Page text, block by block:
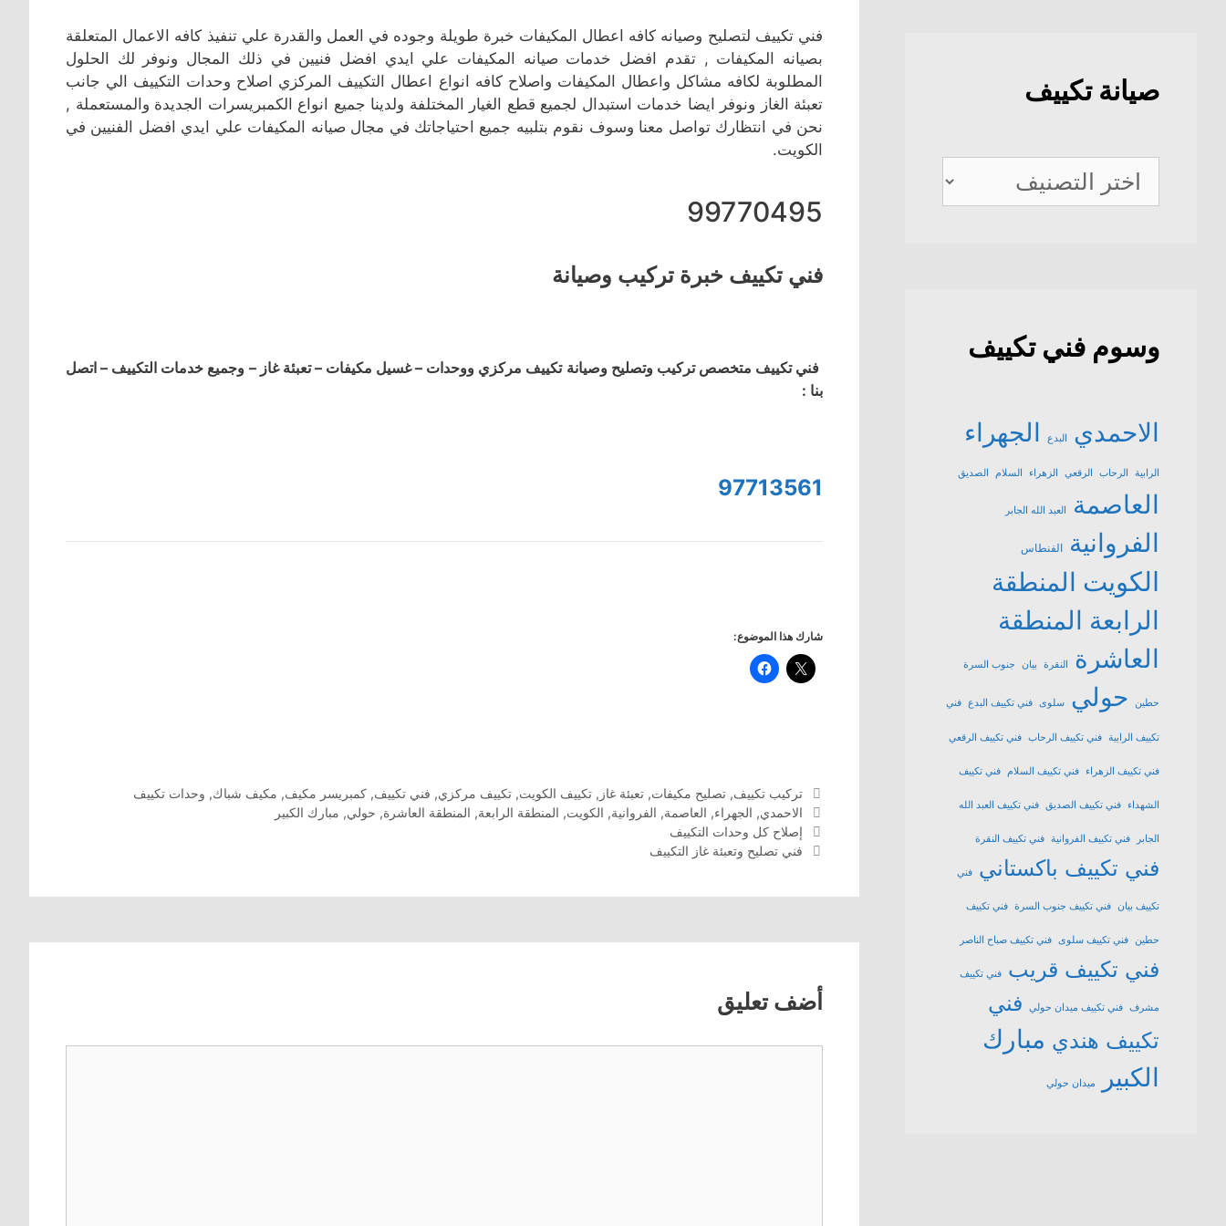
فني تكييف لتصليح وصيانه كافه اعطال المكيفات خبرة طويلة وجوده في العمل والقدرة علي تنفيذ كافه الاعمال المتعلقة
بصيانه المكيفات , تقدم افضل خدمات صيانه المكيفات علي ايدي افضل فنيين في ذلك المجال ونوفر لك الحلول
المطلوبة لكافه مشاكل واعطال المكيفات واصلاح كافه انواع اعطال التكييف المركزي اصلاح وحدات التكييف الي جانب
تعبئة الغاز ونوفر ايضا خدمات استبدال لجميع قطع الغيار المختلفة ولدينا جميع انواع الكمبريسرات الجديدة والمستعملة ,
نحن في انتظارك تواصل معنا وسوف نقوم بتلبيه جميع احتياجاتك في مجال صيانه المكيفات علي ايدي افضل الفنيين في
الكويت.
99770495
فني تكييف خبرة تركيب وصيانة
فني تكييف متخصص تركيب وتصليح وصيانة تكييف مركزي ووحدات – غسيل مكيفات – تعبئة غاز – وجميع خدمات التكييف – اتصل
بنا :
97713561
شارك هذا الموضوع:
التصنيفات
تركيب تكييف, تصليح مكيفات, تعبئة غاز , تكييف الكويت, تكييف مركزي, فني تكييف, كمبريسر مكيف, مكيف شباك, وحدات تكييف
الوسوم
الاحمدي, الجهراء, العاصمة, الفروانية, الكويت, المنطقة الرابعة, المنطقة العاشرة, حولي, مبارك الكبير
إصلاح كل وحدات التكييف
فني تصليح وتعبئة غاز التكييف
أضف تعليق
صيانة تكييف
صيانة
تكييف
وسوم فني تكييف
الاحمدي البدع الجهراء
الرابية الرحاب الرقعي الزهراء السلام الصديق
العاصمة العبد الله الجابر
الفروانية الفنطاس
الكويت المنطقة
الرابعة المنطقة
العاشرة
النقرة بيان جنوب السرة
حطين حولي سلوى فني تكييف البدع فني
تكييف الرابية فني تكييف الرحاب فني تكييف الرقعي
فني تكييف الزهراء فني تكييف السلام فني تكييف
الشهداء فني تكييف الصديق فني تكييف العبد الله
الجابر فني تكييف الفروانية فني تكييف النقرة
فني تكييف باكستاني فني
تكييف بيان فني تكييف جنوب السرة فني تكييف
حطين فني تكييف سلوى فني تكييف صباح الناصر
فني تكييف قريب فني تكييف
مشرف فني تكييف ميدان حولي
فني
تكييف هندي مبارك
الكبير
ميدان حولي